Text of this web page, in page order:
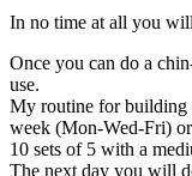
In no time at all you
Once you can do a
use.
My routine for building
week (Mon-Wed-Fri)
10 sets of 5 with a
The next day you will